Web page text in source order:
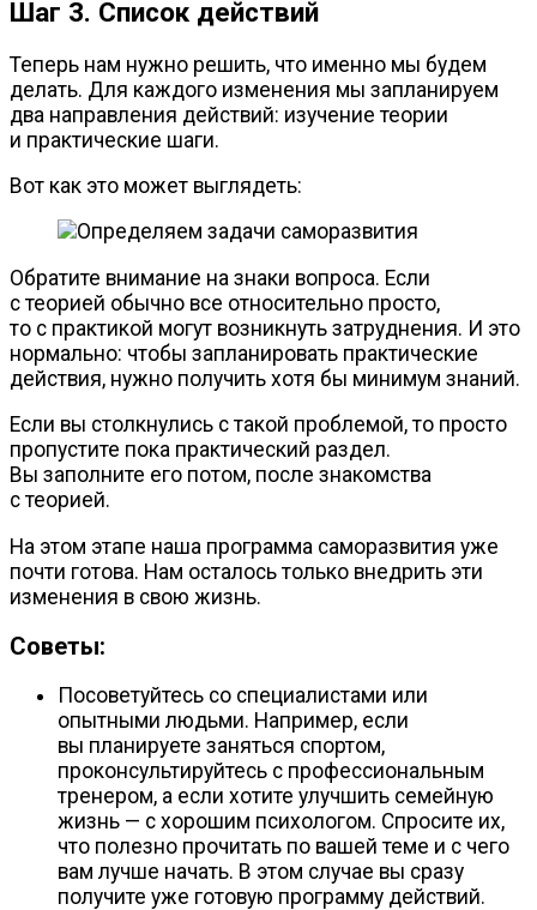
Шаг 3. Список действий
Теперь нам нужно решить, что именно мы будем
делать. Для каждого изменения мы запланируем
два направления действий: изучение теории
и практические шаги.
Вот как это может выглядеть:
Обратите внимание на знаки вопроса. Если
с теорией обычно все относительно просто,
то с практикой могут возникнуть затруднения. И это
нормально: чтобы запланировать практические
действия, нужно получить хотя бы минимум знаний.
Если вы столкнулись с такой проблемой, то просто
пропустите пока практический раздел.
Вы заполните его потом, после знакомства
с теорией.
На этом этапе наша программа саморазвития уже
почти готова. Нам осталось только внедрить эти
изменения в свою жизнь.
Советы:
Посоветуйтесь со специалистами или
опытными людьми. Например, если
вы планируете заняться спортом,
проконсультируйтесь с профессиональным
тренером, а если хотите улучшить семейную
жизнь — с хорошим психологом. Спросите их,
что полезно прочитать по вашей теме и с чего
вам лучше начать. В этом случае вы сразу
получите уже готовую программу действий.